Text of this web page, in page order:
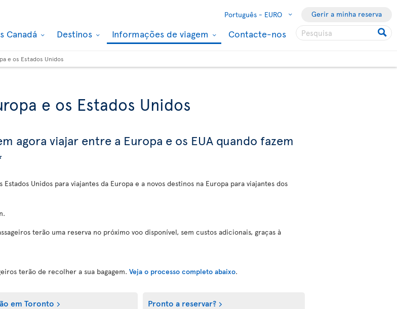
Português - EURO Gerir a minha reserva
Canadá Destinos Informações de viagem Contacte-nos
e os Estados Unidos
e os Estados Unidos
agora viajar entre a Europa e os EUA quando fazem
Unidos para viajantes da Europa e a novos destinos na Europa para viajantes dos
terão uma reserva no próximo voo disponível, sem custos adicionais, graças à
terão de recolher a sua bagagem. Veja o processo completo abaixo.
em Toronto Pronto a reservar?